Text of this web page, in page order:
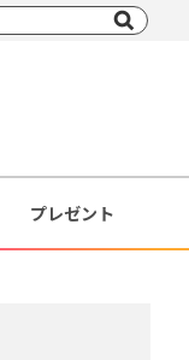
プレゼント